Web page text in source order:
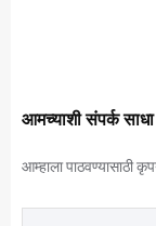
आमच्याशी संपर्क साधा
आम्हाला पाठवण्यासाठी